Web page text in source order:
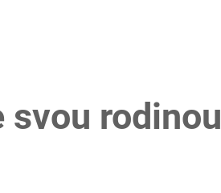
svou rodinou